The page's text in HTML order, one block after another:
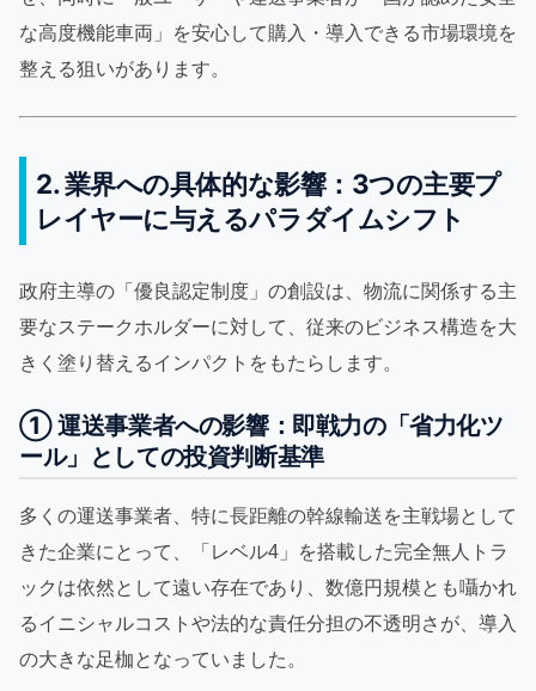
な高度機能車両」を安心して購入・導入できる市場環境を
整える狙いがあります。
2. 業界への具体的な影響：3つの主要プ
レイヤーに与えるパラダイムシフト
政府主導の「優良認定制度」の創設は、物流に関係する主
要なステークホルダーに対して、従来のビジネス構造を大
きく塗り替えるインパクトをもたらします。
① 運送事業者への影響：即戦力の「省力化ツ
ール」としての投資判断基準
多くの運送事業者、特に長距離の幹線輸送を主戦場として
きた企業にとって、「レベル4」を搭載した完全無人トラ
ックは依然として遠い存在であり、数億円規模とも囁かれ
るイニシャルコストや法的な責任分担の不透明さが、導入
の大きな足枷となっていました。